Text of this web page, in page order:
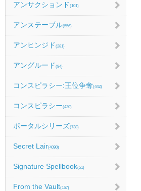
アンサクションド (101)
アンステーブル(556)
アンヒンジド (281)
アングルード (94)
コンスピラシー:王位争奪(442)
コンスピラシー(420)
ポータルシリーズ(738)
Secret Lair(4090)
Signature Spellbook(51)
From the Vault(157)